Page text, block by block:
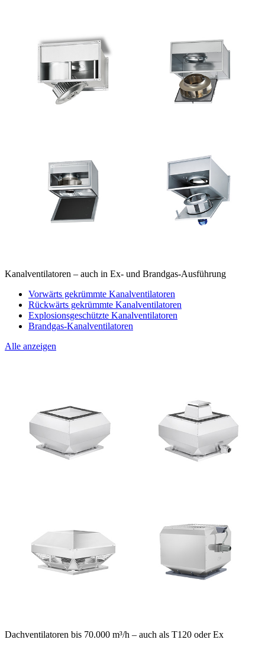
Kanalventilatoren – auch in Ex- und Brandgas-Ausführung
Vorwärts gekrümmte Kanalventilatoren
Rückwärts gekrümmte Kanalventilatoren
Explosionsgeschützte Kanalventilatoren
Brandgas-Kanalventilatoren
Alle anzeigen
Dachventilatoren bis 70.000 m³/h – auch als T120 oder Ex